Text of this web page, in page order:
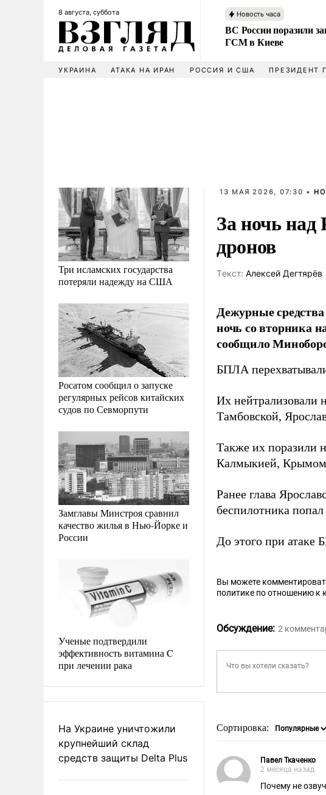
8 августа, суббота Новость часа
ВС России поразили
ГСМ в Киеве
УКРАИНА АТАКА НА ИРАН РОССИЯ И США ПРЕЗИДЕНТ
Три исламских государства
потеряли надежду на США
Росатом сообщил о запуске
регулярных рейсов китайских
судов по Севморпути
Замглавы Минстроя сравнил
качество жилья в Нью-Йорке и
России
Ученые подтвердили
эффективность витамина C
при лечении рака
На Украине уничтожили
крупнейший склад
средств защиты Delta Plus
13 МАЯ 2026, 07:30 •
За ночь над
дронов
Tекст: Алексей Дегтярёв
Дежурные
ночь со вторника
сообщило
БПЛА
Их нейтрализовали
Тамбовской,
Также их поразили
Калмыкией,
Ранее глава
беспилотника
До этого при атаке
Вы можете
политике по отношению к
Обсуждение: 2
Сортировка:
Павел Ткаченко
2 месяца назад
Почему не